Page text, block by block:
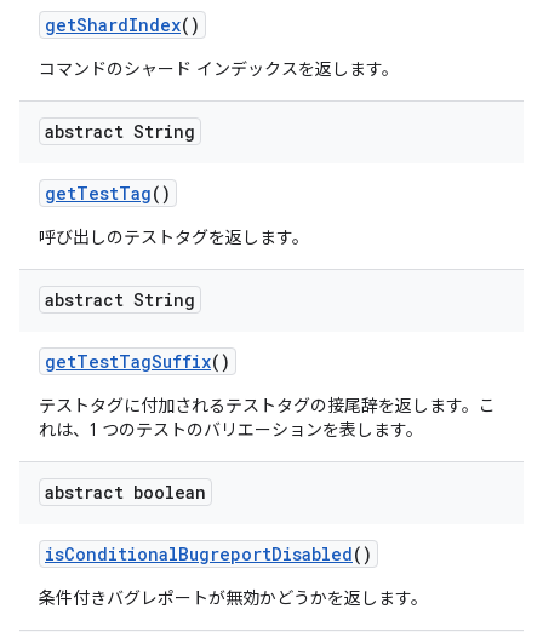
getShardIndex()
コマンドのシャード インデックスを返します。
abstract String
getTestTag()
呼び出しのテストタグを返します。
abstract String
getTestTagSuffix()
テストタグに付加されるテストタグの接尾辞を返します。こ
れは、1 つのテストのバリエーションを表します。
abstract boolean
isConditionalBugreportDisabled()
条件付きバグレポートが無効かどうかを返します。